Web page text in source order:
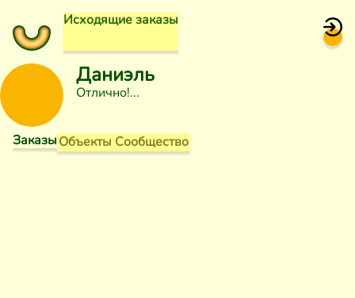
Исходящие заказы
Даниэль
Отлично!
ЗаказыОбъекты Сообщество